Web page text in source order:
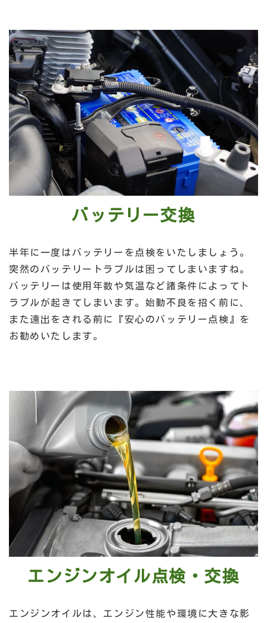
バッテリー交換
半年に一度はバッテリーを点検をいたしましょう。
突然の バッテリートラブルは困ってしまいますね。
バッテリーは使用年数や気温など諸条件によってト
ラブルが起きてしまいます。始動不良を招く前に、
また遠出をされる前に『安心のバッテリー点検』を
お勧めいたします。
エンジンオイル点検・交換
エンジンオイルは、エンジン性能や環境に大きな影